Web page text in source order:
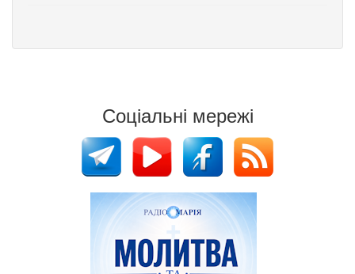
Соціальні мережі